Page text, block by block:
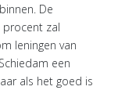
De
zal
leningen van
een
als het goed is